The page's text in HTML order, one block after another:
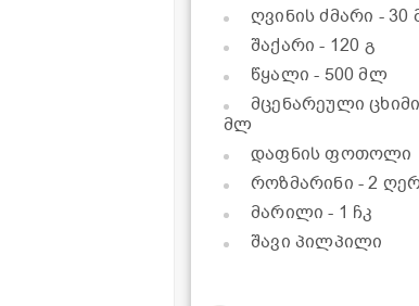
ღვინის ძმარი - 30
შაქარი- 120 გ
წყალი- 500 მლ
მცენარეული
მლ
დაფნის ფოთოლი
როზმარინი - 2
მარილი- 1 ჩკ
შავი პილპილი